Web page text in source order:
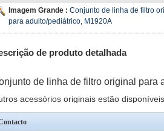
Imagem Grande : Conjunto de linha de filtro
para adulto/pediátrico, M1920A
de produto detalhada
de linha de filtro original para
acessórios originais estão disponíveis.